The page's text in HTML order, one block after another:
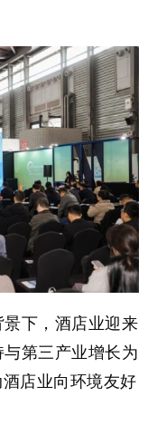
下，酒店业迎来
第三产业增长为
店业向环境友好